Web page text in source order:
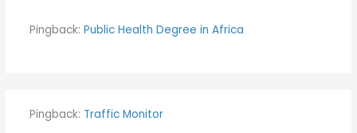
Pingback: Public Health Degree in Africa
Pingback: Traffic Monitor